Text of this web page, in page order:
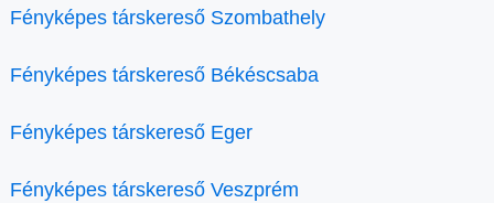
Fényképes társkereső Szombathely
Fényképes társkereső Békéscsaba
Fényképes társkereső Eger
Fényképes társkereső Veszprém